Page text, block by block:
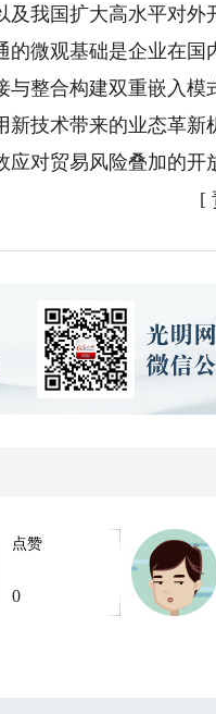
及我国扩大高水平对外
的微观基础是企业在国
整合构建双重嵌入模
新技术带来的业态革新
对贸易风险叠加的开
[
点赞
0